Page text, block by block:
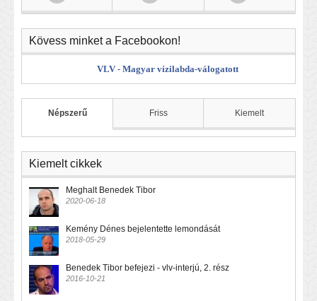
Kövess minket a Facebookon!
VLV - Magyar vízilabda-válogatott
Népszerű Friss Kiemelt
Kiemelt cikkek
Meghalt Benedek Tibor
2020-06-18
Kemény Dénes bejelentette lemondását
2018-05-29
Benedek Tibor befejezi - vlv-interjú, 2. rész
2016-10-21